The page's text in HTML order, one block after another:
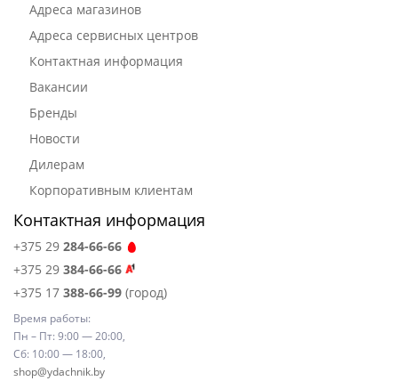
Адреса магазинов
Адреса сервисных центров
Контактная информация
Вакансии
Бренды
Новости
Дилерам
Корпоративным клиентам
Контактная информация
+375 29 284-66-66
+375 29 384-66-66
+375 17 388-66-99 (город)
Время работы:
Пн – Пт: 9:00 — 20:00,
Сб: 10:00 — 18:00,
shop@ydachnik.by